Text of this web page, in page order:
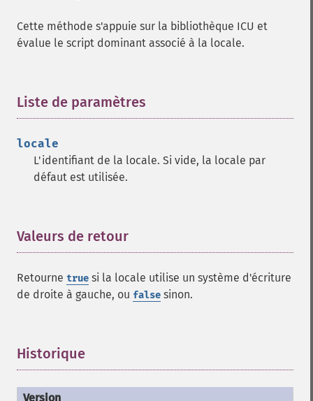
Cette méthode s'appuie sur la bibliothèque ICU et
évalue le script dominant associé à la locale.
Liste de paramètres
locale
L'identifiant de la locale. Si vide, la locale par
défaut est utilisée.
Valeurs de retour
Retourne true si la locale utilise un système d'écriture
de droite à gauche, ou false sinon.
Historique